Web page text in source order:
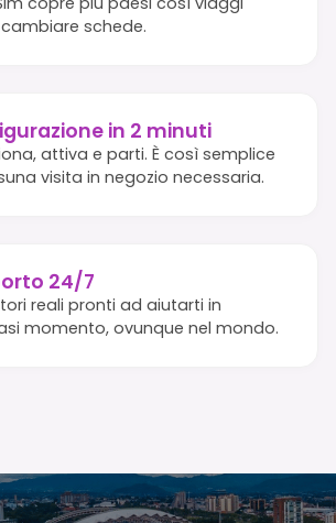
schede.
in 2 minuti
attiva e parti. È così semplice
visita in negozio necessaria.
24/7
reali pronti ad aiutarti in
momento, ovunque nel mondo.